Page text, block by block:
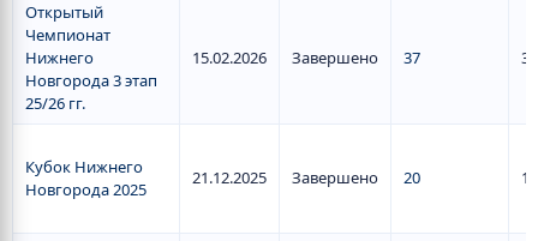
Открытый
Чемпионат
Нижнего
Новгорода 3 этап
25/26 гг.
15.02.2026 Завершено 37 3
Кубок Нижнего
Новгорода 2025
21.12.2025 Завершено 20 1